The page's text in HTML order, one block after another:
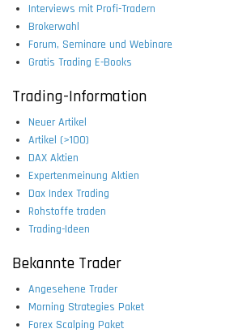
Interviews mit Profi-Tradern
Brokerwahl
Forum, Seminare und Webinare
Gratis Trading E-Books
Trading-Information
Neuer Artikel
Artikel (>100)
DAX Aktien
Expertenmeinung Aktien
Dax Index Trading
Rohstoffe traden
Trading-Ideen
Bekannte Trader
Angesehene Trader
Morning Strategies Paket
Forex Scalping Paket